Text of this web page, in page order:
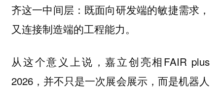
齐这一中间层：既面向研发端的敏捷需求，
又连接制造端的工程能力。
从这个意义上说，嘉立创亮相FAIR plus
2026，并不只是一次展会展示，而是机器人